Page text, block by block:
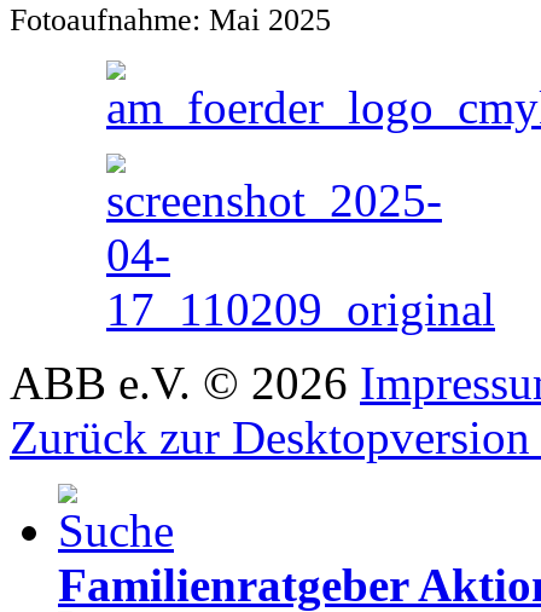
Fotoaufnahme: Mai 2025
ABB e.V. © 2026
Zurück zur Desktopversion
Familienratgeber